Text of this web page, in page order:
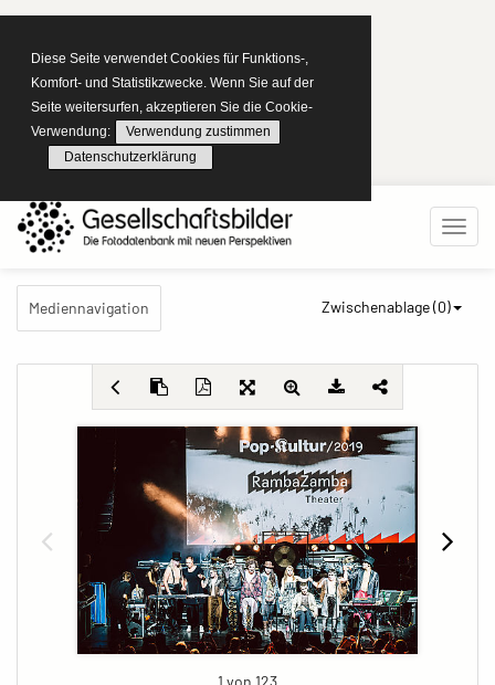
Diese Seite verwendet Cookies für Funktions-,
Komfort- und Statistikzwecke. Wenn Sie auf der
Seite weitersurfen, akzeptieren Sie die Cookie-
Verwendung:
Verwendung zustimmen
Datenschutzerklärung
Mediennavigation Zwischenablage (0)
1 von 123